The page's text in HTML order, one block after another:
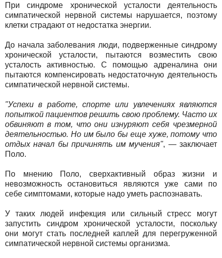
При синдроме хронической усталости деятельность
симпатической нервной системы нарушается, поэтому
клетки страдают от недостатка энергии.
До начала заболевания люди, подверженные синдрому
хронической усталости, пытаются возместить свою
усталость активностью. С помощью адреналина они
пытаются компенсировать недостаточную деятельность
симпатической нервной системы.
"Успехи в работе, спорте или увлечениях являются
попыткой пациентов решить свою проблему. Часто их
обвиняют в том, что они изнуряют себя чрезмерной
деятельностью. Но им было бы еще хуже, потому что
отдых начал бы причинять им мучения", — заключает
Поло.
По мнению Поло, сверхактивный образ жизни и
невозможность остановиться являются уже сами по
себе симптомами, которые надо уметь распознавать.
У таких людей инфекция или сильный стресс могут
запустить синдром хронической усталости, поскольку
они могут стать последней каплей для перегруженной
симпатической нервной системы организма.